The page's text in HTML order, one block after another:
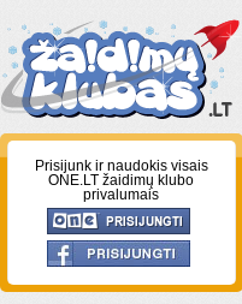
Prisijunk ir naudokis visais
ONE.LT žaidimų klubo
privalumais